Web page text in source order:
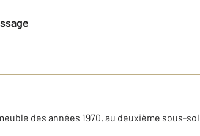
des années 1970, au deuxième sous-